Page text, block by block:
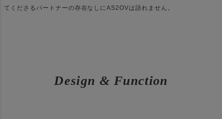
てくださるパートナーの存在なしにAS2OVは語れません。
Design & Function